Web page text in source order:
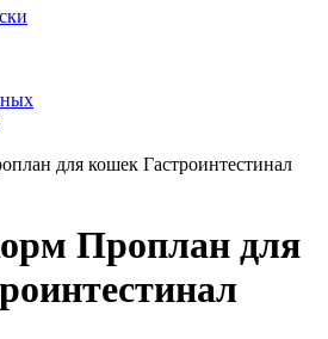
для кошек Гастроинтестинал
Проплан для